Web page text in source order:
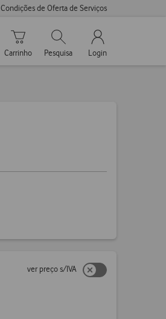
Condições de Oferta de Serviços
Carrinho de compras
Carrinho
Pesquisar
Pesquisa
My Vodafone
Login
ver preço s/IVA